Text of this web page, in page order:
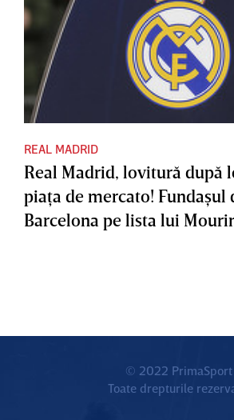
REAL MADRID
Real Madrid, lovitură după
piaţa de mercato! Fundaşul
Barcelona pe lista lui
© 2022 PrimaSport
Toate drepturile